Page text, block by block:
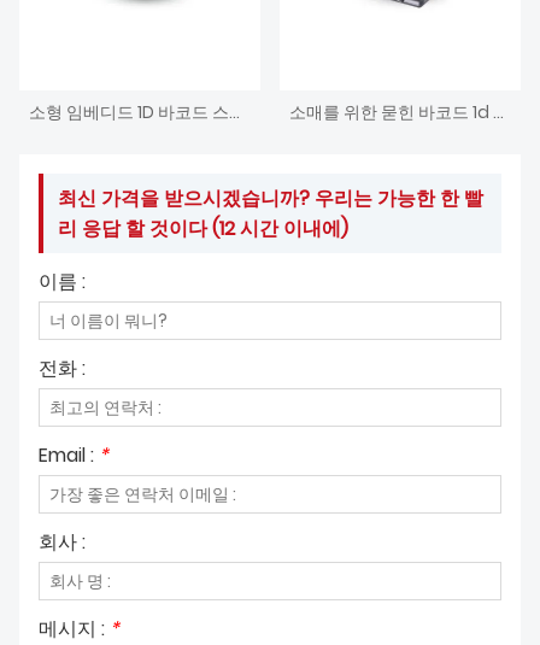
소형 임베디드 1D 바코드 스캐닝 리더 소매를 위한 묻힌 바코드 1d 제 2 탁상용 독자
최신 가격을 받으시겠습니까? 우리는 가능한 한 빨
리 응답 할 것이다 (12 시간 이내에)
이름 :
전화 :
Email : *
회사 :
메시지 : *